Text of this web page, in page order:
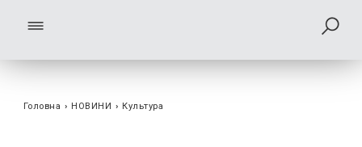
Головна › НОВИНИ › Культура